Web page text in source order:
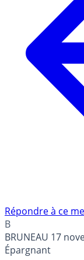
Répondre à ce
B
BRUNEAU 17
Épargnant